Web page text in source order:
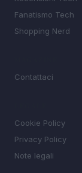
Fanatismo Tech
Shopping Nerd
Contattaci
Cookie Policy
Privacy Policy
Note legali